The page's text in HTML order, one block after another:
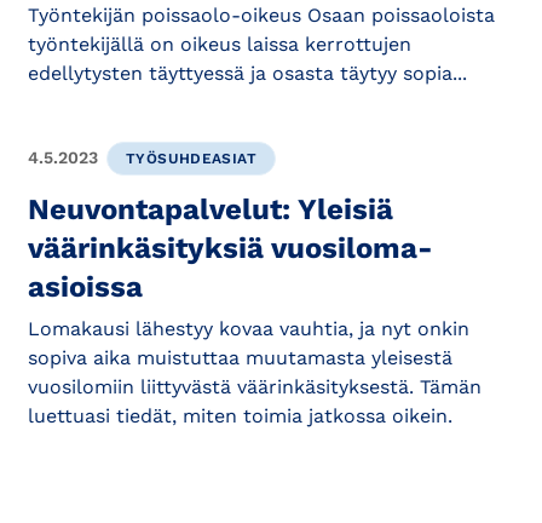
Työntekijän poissaolo-oikeus Osaan poissaoloista
työntekijällä on oikeus laissa kerrottujen
edellytysten täyttyessä ja osasta täytyy sopia...
4.5.2023 TYÖSUHDEASIAT
Neuvontapalvelut: Yleisiä
väärinkäsityksiä vuosiloma-
asioissa
Lomakausi lähestyy kovaa vauhtia, ja nyt onkin
sopiva aika muistuttaa muutamasta yleisestä
vuosilomiin liittyvästä väärinkäsityksestä. Tämän
luettuasi tiedät, miten toimia jatkossa oikein.